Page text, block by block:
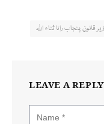
قانون پنجاب رانا ثناء اللہ
LEAVE A REPLY